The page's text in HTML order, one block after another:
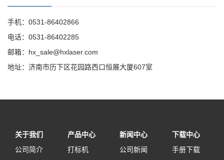
手机：0531-86402866
电话：0531-86402285
邮箱：hx_sale@hxlaser.com
地址：济南市历下区花园路西口恒展大厦607室
关于我们
公司简介
产品中心
打标机
新闻中心
公司新闻
下载中心
手册下载